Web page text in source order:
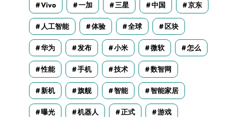
Vivo 一加 三星 中国 京东
人工智能 体验 全球 区块
华为 发布 小米 微软 怎么
性能 手机 技术 数智网
新机 旗舰 智能 智能家居
曝光 机器人 正式 游戏